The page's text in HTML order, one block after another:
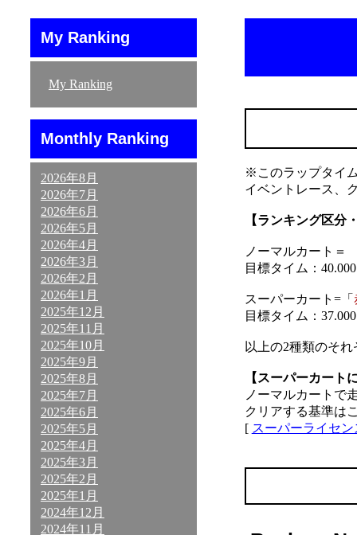
My Ranking
My Ranking
Monthly Ranking
2026年8月
2026年7月
2026年6月
2026年5月
2026年4月
2026年3月
2026年2月
2026年1月
2025年12月
2025年11月
2025年10月
2025年9月
2025年8月
2025年7月
2025年6月
2025年5月
2025年4月
2025年3月
2025年2月
2025年1月
2024年12月
2024年11月
※このラップタイ
イベントレース、
【ランキング区分
ノーマルカート＝
目標タイム：
スーパーカート=「
目標タイム：
以上の2種類のそ
【スーパーカート
ノーマルカートで
クリアする基準は
[ スーパーライセ